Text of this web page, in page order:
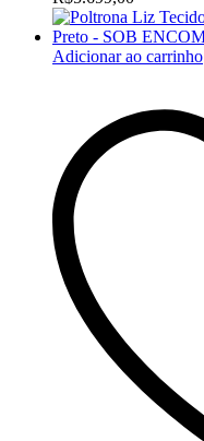
Adicionar ao carrinho